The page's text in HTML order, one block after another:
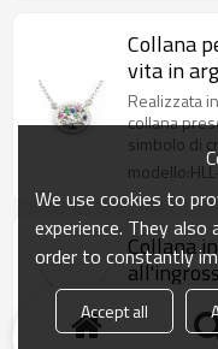
Collana
vita in
in
Realizzata
collana
simbolo di
tutte le cose.
Collana
inRealizzato
puro al
We use cookies to
experience. They
order to constantly
Accept all